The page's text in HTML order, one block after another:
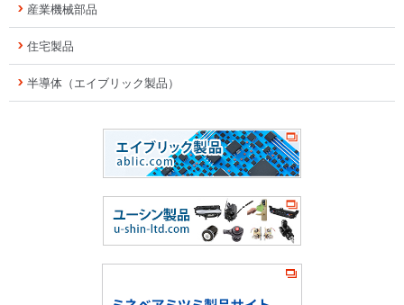
産業機械部品
住宅製品
半導体（エイブリック製品）